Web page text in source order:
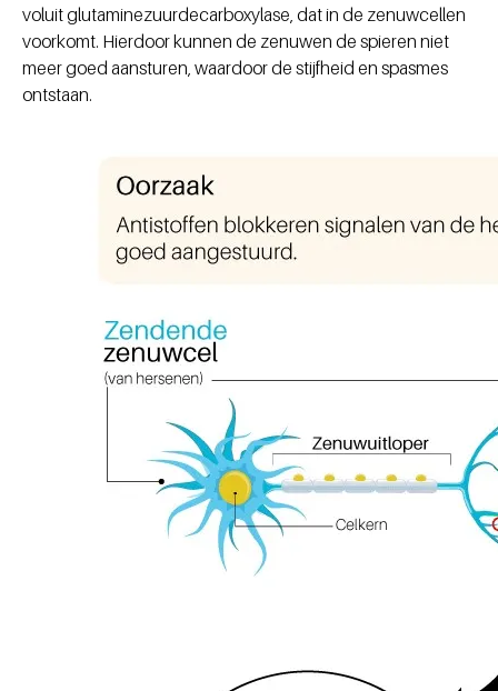
voluit glutaminezuurdecarboxylase, dat in de zenuwcellen
voorkomt. Hierdoor kunnen de zenuwen de spieren niet
meer goed aansturen, waardoor de stijfheid en spasmes
ontstaan.